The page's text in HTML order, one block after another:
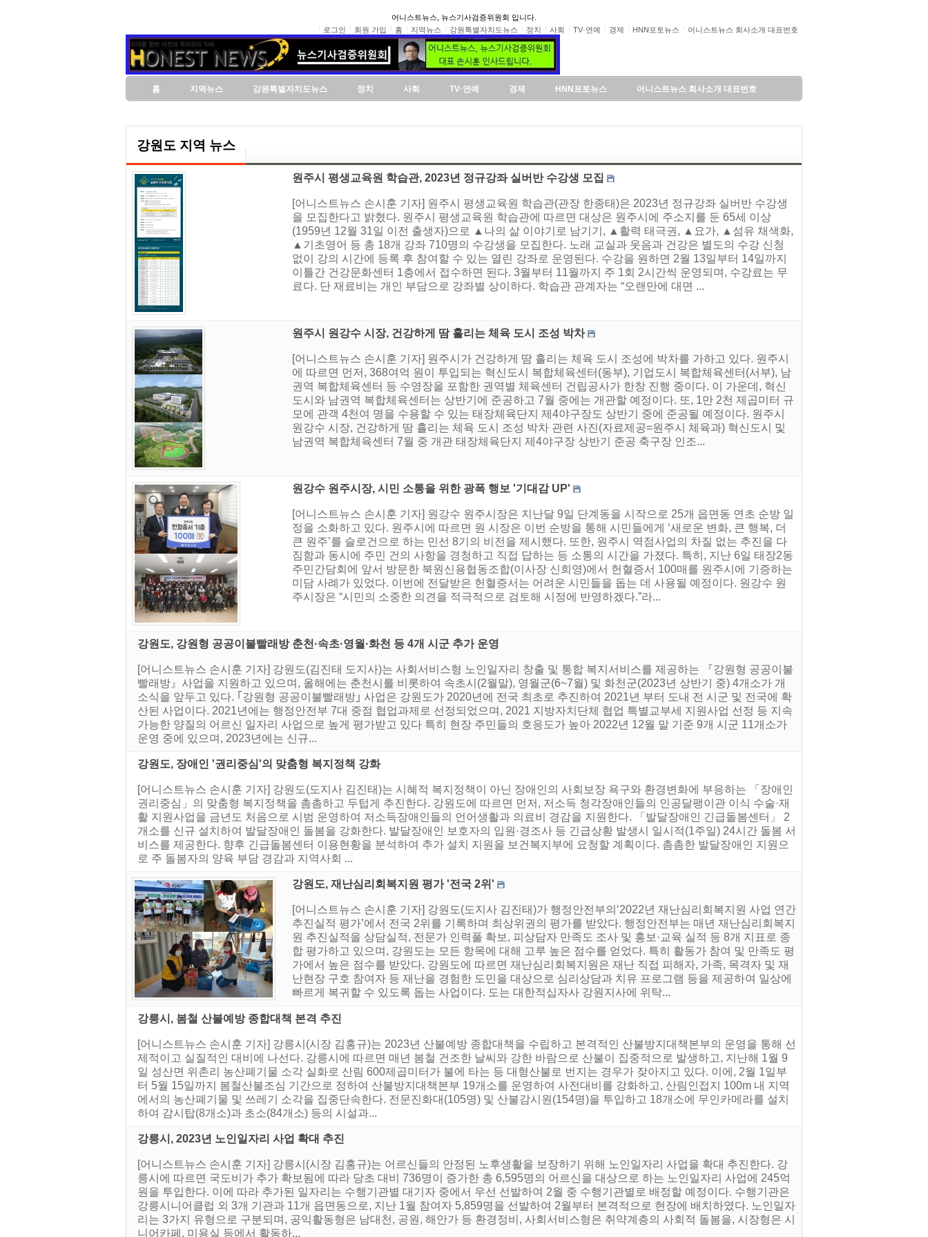
어니스트뉴스, 뉴스기사검증위원회 입니다.
로그인
회원 가입 홈 지역뉴스 강원특별자치도뉴스 정치 사회 TV·연예 경제 HNN포토뉴스 어니스트뉴스 회사소개 대표번호
홈 지역뉴스 강원특별자치도뉴스 정치 사회 TV·연예 경제 HNN포토뉴스 어니스트뉴스 회사소개 대표번호
강원도 지역 뉴스
원주시 평생교육원 학습관, 2023년 정규강좌 실버반 수강생 모집
[어니스트뉴스 손시훈 기자] 원주시 평생교육원 학습관(관장 한종태)은 2023년 정규강좌 실버반 수강생
을 모집한다고 밝혔다. 원주시 평생교육원 학습관에 따르면 대상은 원주시에 주소지를 둔 65세 이상
(1959년 12월 31일 이전 출생자)으로 ▲나의 삶 이야기로 남기기, ▲활력 태극권, ▲요가, ▲섬유 채색화,
▲기초영어 등 총 18개 강좌 710명의 수강생을 모집한다. 노래 교실과 웃음과 건강은 별도의 수강 신청
없이 강의 시간에 등록 후 참여할 수 있는 열린 강좌로 운영된다. 수강을 원하면 2월 13일부터 14일까지
이틀간 건강문화센터 1층에서 접수하면 된다. 3월부터 11월까지 주 1회 2시간씩 운영되며, 수강료는 무
료다. 단 재료비는 개인 부담으로 강좌별 상이하다. 학습관 관계자는 “오랜만에 대면 ...
원주시 원강수 시장, 건강하게 땀 흘리는 체육 도시 조성 박차
[어니스트뉴스 손시훈 기자] 원주시가 건강하게 땀 흘리는 체육 도시 조성에 박차를 가하고 있다. 원주시
에 따르면 먼저, 368여억 원이 투입되는 혁신도시 복합체육센터(동부), 기업도시 복합체육센터(서부), 남
권역 복합체육센터 등 수영장을 포함한 권역별 체육센터 건립공사가 한창 진행 중이다. 이 가운데, 혁신
도시와 남권역 복합체육센터는 상반기에 준공하고 7월 중에는 개관할 예정이다. 또, 1만 2천 제곱미터 규
모에 관객 4천여 명을 수용할 수 있는 태장체육단지 제4야구장도 상반기 중에 준공될 예정이다. 원주시
원강수 시장, 건강하게 땀 흘리는 체육 도시 조성 박차 관련 사진(자료제공=원주시 체육과) 혁신도시 및
남권역 복합체육센터 7월 중 개관 태장체육단지 제4야구장 상반기 준공 축구장 인조...
원강수 원주시장, 시민 소통을 위한 광폭 행보 '기대감 UP'
[어니스트뉴스 손시훈 기자] 원강수 원주시장은 지난달 9일 단계동을 시작으로 25개 읍면동 연초 순방 일
정을 소화하고 있다. 원주시에 따르면 원 시장은 이번 순방을 통해 시민들에게 ‘새로운 변화, 큰 행복, 더
큰 원주’를 슬로건으로 하는 민선 8기의 비전을 제시했다. 또한, 원주시 역점사업의 차질 없는 추진을 다
짐함과 동시에 주민 건의 사항을 경청하고 직접 답하는 등 소통의 시간을 가졌다. 특히, 지난 6일 태장2동
주민간담회에 앞서 방문한 북원신용협동조합(이사장 신희영)에서 헌혈증서 100매를 원주시에 기증하는
미담 사례가 있었다. 이번에 전달받은 헌혈증서는 어려운 시민들을 돕는 데 사용될 예정이다. 원강수 원
주시장은 “시민의 소중한 의견을 적극적으로 검토해 시정에 반영하겠다.”라...
강원도, 강원형 공공이불빨래방 춘천·속초·영월·화천 등 4개 시군 추가 운영
[어니스트뉴스 손시훈 기자] 강원도(김진태 도지사)는 사회서비스형 노인일자리 창출 및 통합 복지서비스를 제공하는 『강원형 공공이불
빨래방』사업을 지원하고 있으며, 올해에는 춘천시를 비롯하여 속초시(2월말), 영월군(6~7월) 및 화천군(2023년 상반기 중) 4개소가 개
소식을 앞두고 있다. ｢강원형 공공이불빨래방｣ 사업은 강원도가 2020년에 전국 최초로 추진하여 2021년 부터 도내 전 시군 및 전국에 확
산된 사업이다. 2021년에는 행정안전부 7대 중점 협업과제로 선정되었으며, 2021 지방자치단체 협업 특별교부세 지원사업 선정 등 지속
가능한 양질의 어르신 일자리 사업으로 높게 평가받고 있다 특히 현장 주민들의 호응도가 높아 2022년 12월 말 기준 9개 시군 11개소가
운영 중에 있으며, 2023년에는 신규...
강원도, 장애인 '권리중심'의 맞춤형 복지정책 강화
[어니스트뉴스 손시훈 기자] 강원도(도지사 김진태)는 시혜적 복지정책이 아닌 장애인의 사회보장 욕구와 환경변화에 부응하는 「장애인
권리중심」의 맞춤형 복지정책을 촘촘하고 두텁게 추진한다. 강원도에 따르면 먼저, 저소득 청각장애인들의 인공달팽이관 이식 수술·재
활 지원사업을 금년도 처음으로 시범 운영하여 저소득장애인들의 언어생활과 의료비 경감을 지원한다. 「발달장애인 긴급돌봄센터」 2
개소를 신규 설치하여 발달장애인 돌봄을 강화한다. 발달장애인 보호자의 입원·경조사 등 긴급상황 발생시 일시적(1주일) 24시간 돌봄 서
비스를 제공한다. 향후 긴급돌봄센터 이용현황을 분석하여 추가 설치 지원을 보건복지부에 요청할 계획이다. 촘촘한 발달장애인 지원으
로 주 돌봄자의 양육 부담 경감과 지역사회 ...
강원도, 재난심리회복지원 평가 '전국 2위'
[어니스트뉴스 손시훈 기자] 강원도(도지사 김진태)가 행정안전부의‘2022년 재난심리회복지원 사업 연간
추진실적 평가’에서 전국 2위를 기록하며 최상위권의 평가를 받았다. 행정안전부는 매년 재난심리회복지
원 추진실적을 상담실적, 전문가 인력풀 확보, 피상담자 만족도 조사 및 홍보·교육 실적 등 8개 지표로 종
합 평가하고 있으며, 강원도는 모든 항목에 대해 고루 높은 점수를 얻었다. 특히 활동가 참여 및 만족도 평
가에서 높은 점수를 받았다. 강원도에 따르면 재난심리회복지원은 재난 직접 피해자, 가족, 목격자 및 재
난현장 구호 참여자 등 재난을 경험한 도민을 대상으로 심리상담과 치유 프로그램 등을 제공하여 일상에
빠르게 복귀할 수 있도록 돕는 사업이다. 도는 대한적십자사 강원지사에 위탁...
강릉시, 봄철 산불예방 종합대책 본격 추진
[어니스트뉴스 손시훈 기자] 강릉시(시장 김홍규)는 2023년 산불예방 종합대책을 수립하고 본격적인 산불방지대책본부의 운영을 통해 선
제적이고 실질적인 대비에 나선다. 강릉시에 따르면 매년 봄철 건조한 날씨와 강한 바람으로 산불이 집중적으로 발생하고, 지난해 1월 9
일 성산면 위촌리 농산폐기물 소각 실화로 산림 600제곱미터가 불에 타는 등 대형산불로 번지는 경우가 잦아지고 있다. 이에, 2월 1일부
터 5월 15일까지 봄철산불조심 기간으로 정하여 산불방지대책본부 19개소를 운영하여 사전대비를 강화하고, 산림인접지 100m 내 지역
에서의 농산폐기물 및 쓰레기 소각을 집중단속한다. 전문진화대(105명) 및 산불감시원(154명)을 투입하고 18개소에 무인카메라를 설치
하여 감시탑(8개소)과 초소(84개소) 등의 시설과...
강릉시, 2023년 노인일자리 사업 확대 추진
[어니스트뉴스 손시훈 기자] 강릉시(시장 김홍규)는 어르신들의 안정된 노후생활을 보장하기 위해 노인일자리 사업을 확대 추진한다. 강
릉시에 따르면 국도비가 추가 확보됨에 따라 당초 대비 736명이 증가한 총 6,595명의 어르신을 대상으로 하는 노인일자리 사업에 245억
원을 투입한다. 이에 따라 추가된 일자리는 수행기관별 대기자 중에서 우선 선발하여 2월 중 수행기관별로 배정할 예정이다. 수행기관은
강릉시니어클럽 외 3개 기관과 11개 읍면동으로, 지난 1월 참여자 5,859명을 선발하여 2월부터 본격적으로 현장에 배치하였다. 노인일자
리는 3가지 유형으로 구분되며, 공익활동형은 남대천, 공원, 해안가 등 환경정비, 사회서비스형은 취약계층의 사회적 돌봄을, 시장형은 시
니어카페, 미용실 등에서 활동하...